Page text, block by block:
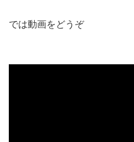
では動画をどうぞ